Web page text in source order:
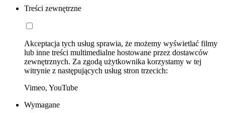
Treści zewnętrzne
Akceptacja tych usług sprawia, że możemy wyświetlać filmy
lub inne treści multimedialne hostowane przez dostawców
zewnętrznych. Za zgodą użytkownika korzystamy w tej
witrynie z następujących usług stron trzecich:
Vimeo, YouTube
Wymagane